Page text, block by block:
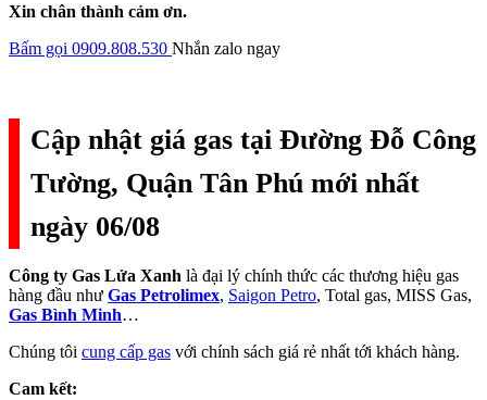
Xin chân thành cảm ơn.
Bấm gọi 0909.808.530 Nhắn zalo ngay
Cập nhật giá gas tại Đường Đỗ Công
Tường, Quận Tân Phú mới nhất
ngày 06/08
Công ty Gas Lửa Xanh là đại lý chính thức các thương hiệu gas
hàng đầu như Gas Petrolimex, Saigon Petro, Total gas, MISS Gas,
Gas Bình Minh…
Chúng tôi cung cấp gas với chính sách giá rẻ nhất tới khách hàng.
Cam kết: